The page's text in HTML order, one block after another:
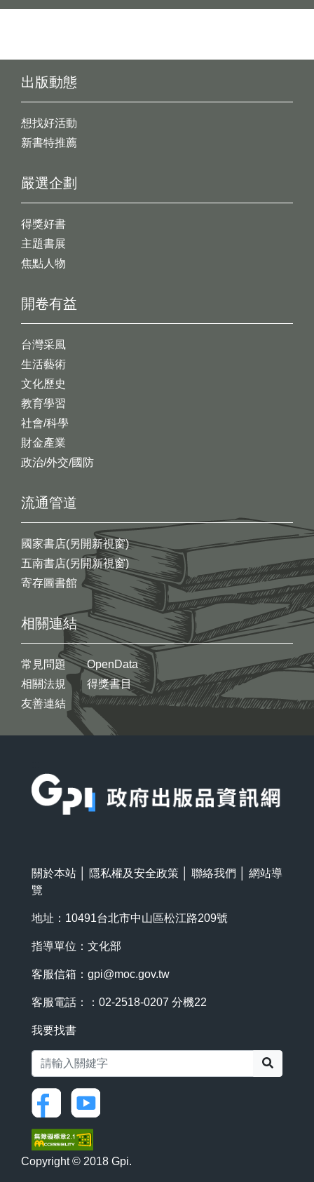
出版動態
想找好活動
新書特推薦
開卷有益
台灣采風
生活藝術
文化歷史
教育學習
社會/科學
財金產業
政治/外交/國防
嚴選企劃
得獎好書
主題書展
焦點人物
流通管道
國家書店(另開新視窗)
五南書店(另開新視窗)
寄存圖書館
相關連結
常見問題
相關法規
友善連結
OpenData
得獎書目
關於本站 隱私權及安全政策 聯絡我們
網站導
覽
地址：10491台北市中山區松江路209號
指導單位：文化部
客服信箱： gpi@moc.gov.tw
客服電話：：02-2518-0207 分機22
我要找書
Copyright © 2018 Gpi.